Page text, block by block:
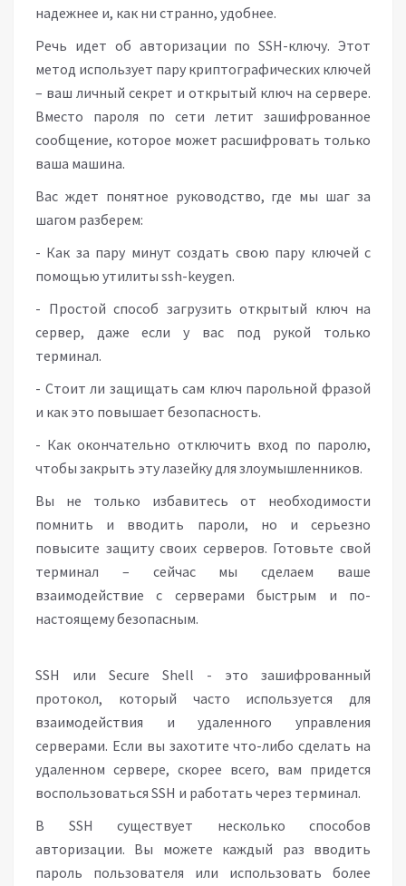
надежнее и, как ни странно, удобнее.
Речь идет об авторизации по SSH-ключу. Этот
метод использует пару криптографических ключей
– ваш личный секрет и открытый ключ на сервере.
Вместо пароля по сети летит зашифрованное
сообщение, которое может расшифровать только
ваша машина.
Вас ждет понятное руководство, где мы шаг за
шагом разберем:
- Как за пару минут создать свою пару ключей с
помощью утилиты ssh-keygen.
- Простой способ загрузить открытый ключ на
сервер, даже если у вас под рукой только
терминал.
- Стоит ли защищать сам ключ парольной фразой
и как это повышает безопасность.
- Как окончательно отключить вход по паролю,
чтобы закрыть эту лазейку для злоумышленников.
Вы не только избавитесь от необходимости
помнить и вводить пароли, но и серьезно
повысите защиту своих серверов. Готовьте свой
терминал – сейчас мы сделаем ваше
взаимодействие с серверами быстрым и по-
настоящему безопасным.
SSH или Secure Shell - это зашифрованный
протокол, который часто используется для
взаимодействия и удаленного управления
серверами. Если вы захотите что-либо сделать на
удаленном сервере, скорее всего, вам придется
воспользоваться SSH и работать через терминал.
В SSH существует несколько способов
авторизации. Вы можете каждый раз вводить
пароль пользователя или использовать более